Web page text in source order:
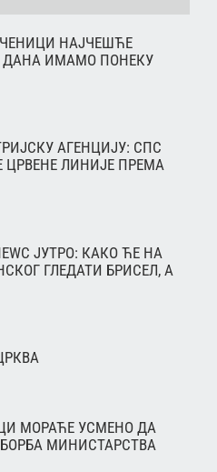
НАЈЧЕШЋЕ
ДАНА ИМАМО ПОНЕКУ
АГЕНЦИЈУ: СПС
ЦРВЕНЕ ЛИНИЈЕ ПРЕМА
ЈУТРО: КАКО ЋЕ НА
ГЛЕДАТИ БРИСЕЛ, А
МОРАЋЕ УСМЕНО ДА
МИНИСТАРСТВА